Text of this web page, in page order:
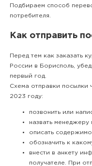
Подбираем способ
потребителя.
Как отправить
Перед тем как заказать
России в Борисполь,
первый год.
Схема отправки посылки
2023 году:
позвонить или
назвать менеджеру
описать
обозначить к
внести в анкету
получателе. При